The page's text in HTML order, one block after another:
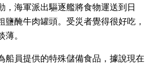
，海軍派出驅逐艦將食物運送到日
鹽醃牛肉罐頭。受災者覺得很好吃，
。
船員提供的特殊儲備食品，據說現在